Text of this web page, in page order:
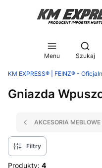
Menu Szukaj
KM EXPRESS® | FEINZ® -
Gniazda
AKCESORIA MEBLOWE
Filtry
Produkty: 4